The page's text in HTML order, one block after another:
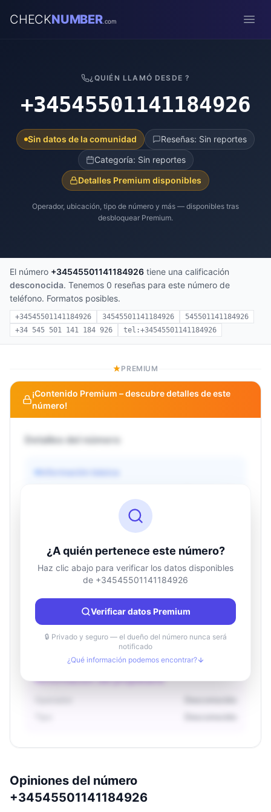
CHECKNUMBER.com
¿QUIÉN LLAMÓ DESDE ?
+34545501141184926
Sin datos de la comunidad
Reseñas: Sin reportes
Categoría: Sin reportes
Detalles Premium disponibles
Operador, ubicación, tipo de número y más — disponibles tras
desbloquear Premium.
El número +34545501141184926 tiene una calificación
desconocida. Tenemos 0 reseñas para este número de
teléfono. Formatos posibles.
+34545501141184926 34545501141184926
545501141184926
+34 545 501 141 184 926
tel:+34545501141184926
PREMIUM
¡Contenido Premium – descubre detalles de este
número!
Detalles del número
Información básica
Información de ubicación
País
Desconocido
Ciudad
Desconocido
Región
Desconocido
Información del propietario
¿A quién pertenece este número?
Haz clic abajo para verificar los datos disponibles
de +34545501141184926
Verificar datos Premium
🔒 Privado y seguro — el dueño del número nunca será
notificado
¿Qué información podemos encontrar?
Opiniones del número
+34545501141184926